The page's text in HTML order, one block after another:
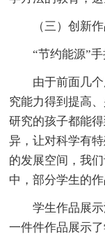
（三）创新
“节约能源”
由于前面几
究能力得到提高
研究的孩子都能
异，让对科学有
的发展空间，我
中，部分学生的
学生作品展
一件件作品展示